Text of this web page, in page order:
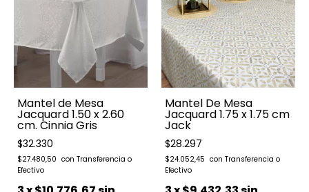
Mantel de Mesa
Jacquard 1.50 x 2.60
cm. Cinnia Gris
$32.330
$27.480,50
Mantel De Mesa
Jacquard 1.75 x 1.75 cm
Jack
$28.297
$24.052,45